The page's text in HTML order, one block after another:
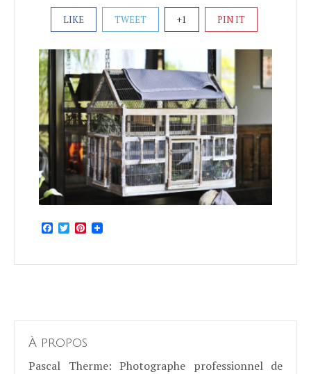
LIKE TWEET +1 PIN IT
Facebook
TwitterPinterest
À propos
Pascal Therme: Photographe professionnel de